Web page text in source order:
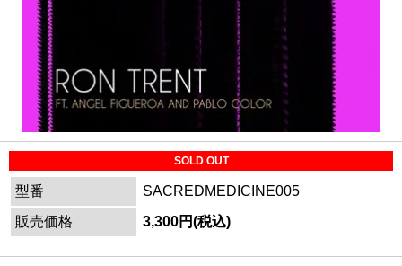
SOLD OUT
型番
SACREDMEDICINE005
販売価格
3,300円(税込)